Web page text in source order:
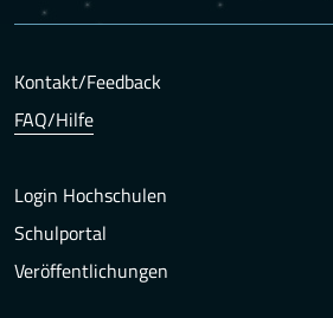
Kontakt/Feedback
FAQ/Hilfe
Login Hochschulen
Schulportal
Veröffentlichungen